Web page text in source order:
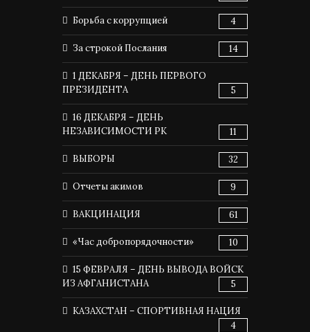
Борьба с коррупцией 4
За строкой Послания 14
1 ДЕКАБРЯ – ДЕНЬ ПЕРВОГО
ПРЕЗИДЕНТА
5
16 ДЕКАБРЯ – ДЕНЬ
НЕЗАВИСИМОСТИ РК
11
ВЫБОРЫ 32
Отчеты акимов 9
ВАКЦИНАЦИЯ 61
«Час добропорядочности» 10
15 ФЕВРАЛЯ – ДЕНЬ ВЫВОДА ВОЙСК
ИЗ АФГАНИСТАНА
5
КАЗАХСТАН – СПОРТИВНАЯ НАЦИЯ
4